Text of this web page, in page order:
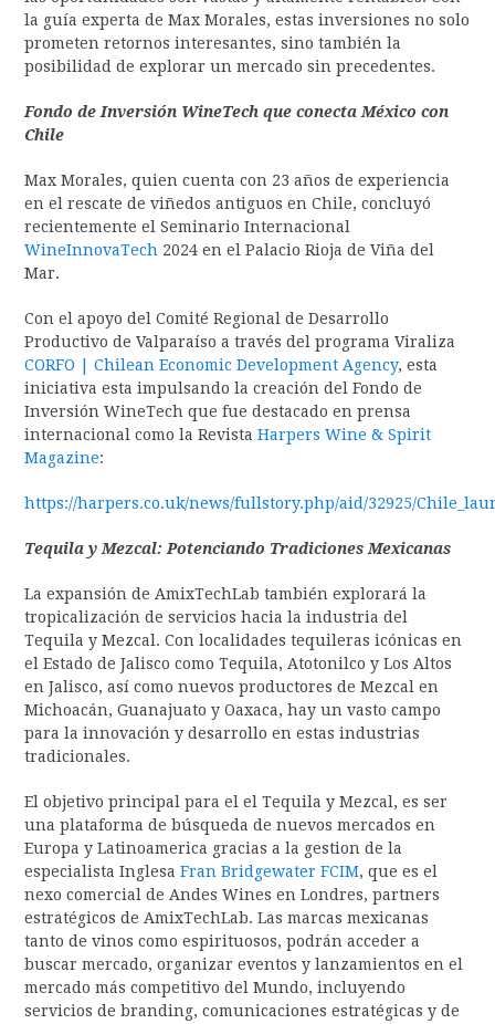
la guía experta de Max Morales, estas inversiones no solo
prometen retornos interesantes, sino también la
posibilidad de explorar un mercado sin precedentes.
Fondo de Inversión WineTech que conecta México con
Chile
Max Morales, quien cuenta con 23 años de experiencia
en el rescate de viñedos antiguos en Chile, concluyó
recientemente el Seminario Internacional
WineInnovaTech 2024 en el Palacio Rioja de Viña del
Mar.
Con el apoyo del Comité Regional de Desarrollo
Productivo de Valparaíso a través del programa Viraliza
CORFO | Chilean Economic Development Agency, esta
iniciativa esta impulsando la creación del Fondo de
Inversión WineTech que fue destacado en prensa
internacional como la RevistaHarpers Wine & Spirit
Magazine:
https://harpers.co.uk/news/fullstory.php/aid/32925/
Tequila y Mezcal: Potenciando Tradiciones Mexicanas
La expansión de AmixTechLab también explorará la
tropicalización de servicios hacia la industria del
Tequila y Mezcal. Con localidades tequileras icónicas en
el Estado de Jalisco como Tequila, Atotonilco y Los Altos
en Jalisco, así como nuevos productores de Mezcal en
Michoacán, Guanajuato y Oaxaca, hay un vasto campo
para la innovación y desarrollo en estas industrias
tradicionales.
El objetivo principal para el el Tequila y Mezcal, es ser
una plataforma de búsqueda de nuevos mercados en
Europa y Latinoamerica gracias a la gestion de la
especialista InglesaFran Bridgewater FCIM, que es el
nexo comercial de Andes Wines en Londres, partners
estratégicos de AmixTechLab. Las marcas mexicanas
tanto de vinos como espirituosos, podrán acceder a
buscar mercado, organizar eventos y lanzamientos en el
mercado más competitivo del Mundo, incluyendo
servicios de branding, comunicaciones estratégicas y de